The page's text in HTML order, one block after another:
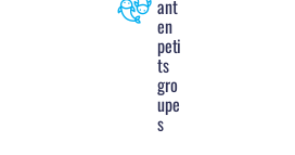
ant
en
peti
ts
gro
upe
s